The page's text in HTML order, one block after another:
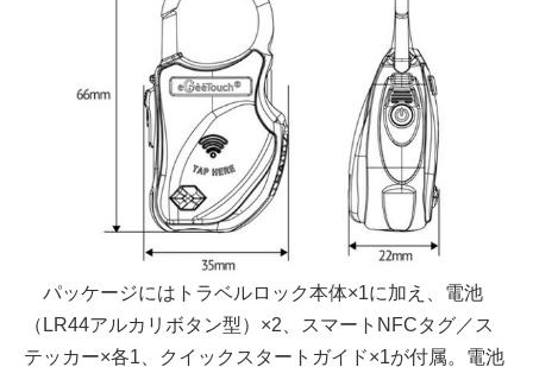
パッケージにはトラベルロック本体×1に加え、電池
（LR44アルカリボタン型）×2、スマートNFCタグ／ス
テッカー×各1、クイックスタートガイド×1が付属。電池